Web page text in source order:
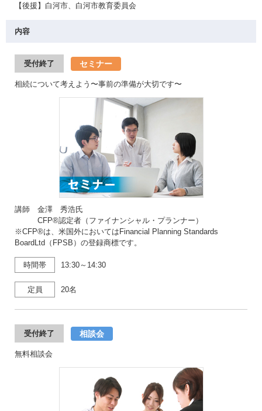
【後援】白河市、白河市教育委員会
内容
受付終了 セミナー
相続について考えよう〜事前の準備が大切です〜
講師 金澤 秀浩氏
CFP®認定者（ファイナンシャル・プランナー）
※CFP®は、米国外においてはFinancial Planning Standards
BoardLtd（FPSB）の登録商標です。
時間帯 13:30～14:30
定員 20名
受付終了 相談会
無料相談会